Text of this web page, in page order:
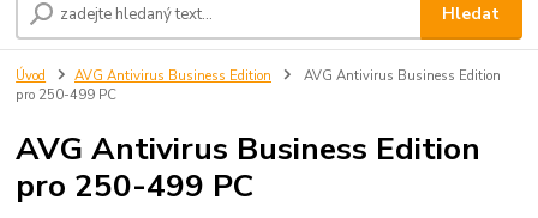
Hledat
Úvod AVG Antivirus Business Edition
AVG Antivirus Business Edition
pro 250-499 PC
AVG Antivirus Business Edition
pro 250-499 PC